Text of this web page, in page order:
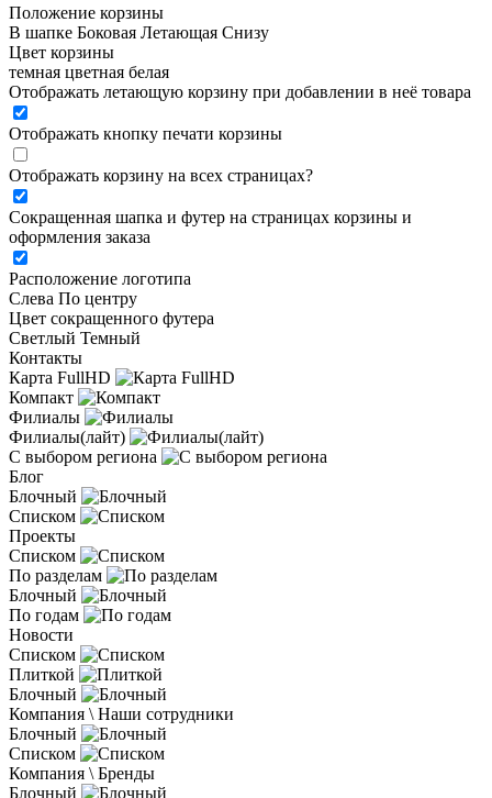
Положение корзины
В шапке Боковая Летающая Снизу
Цвет корзины
темная цветная белая
Отображать летающую корзину при добавлении в неё товара
Отображать кнопку печати корзины
Отображать корзину на всех страницах?
Сокращенная шапка и футер на страницах корзины и
оформления заказа
Расположение логотипа
Cлева По центру
Цвет сокращенного футера
Светлый Темный
Контакты
Карта FullHD
Компакт
Филиалы
Филиалы(лайт)
С выбором региона
Блог
Блочный
Списком
Проекты
Списком
По разделам
Блочный
По годам
Новости
Списком
Плиткой
Блочный
Компания \ Наши сотрудники
Блочный
Списком
Компания \ Бренды
Блочный